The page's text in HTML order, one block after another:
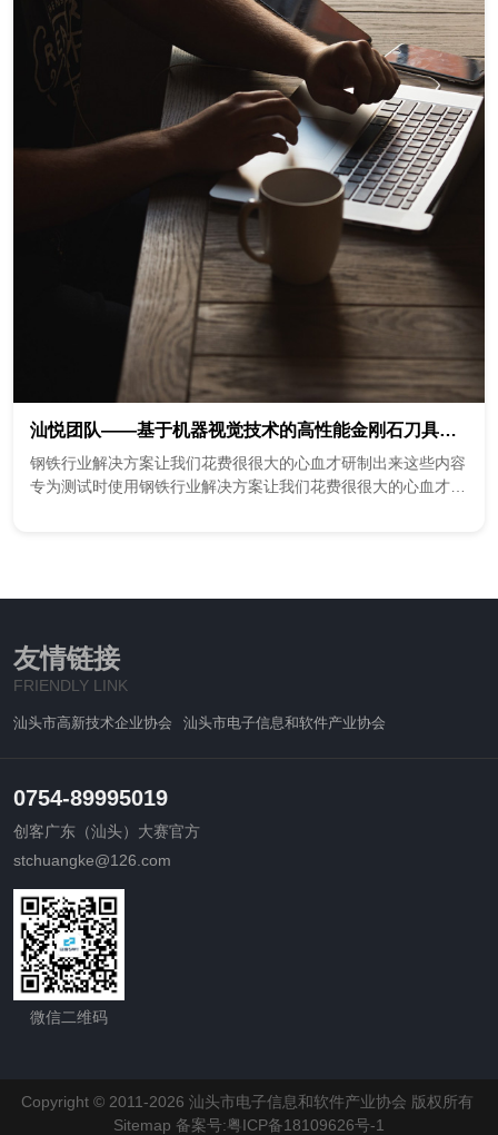
汕悦团队——基于机器视觉技术的高性能金刚石刀具坯体增材制造智能装备
钢铁行业解决方案让我们花费很很大的心血才研制出来这些内容
专为测试时使用钢铁行业解决方案让我们花费很很大的心血才研
专为测试时使用钢铁行业解决方案让我们花费很很大的心血才研
友情链接
FRIENDLY LINK
汕头市高新技术企业协会 汕头市电子信息和软件产业协会
0754-89995019
创客广东（汕头）大赛官方
stchuangke@126.com
微信二维码
Copyright © 2011-2026 汕头市电子信息和软件产业协会 版权所有
Sitemap 备案号:粤ICP备18109626号-1